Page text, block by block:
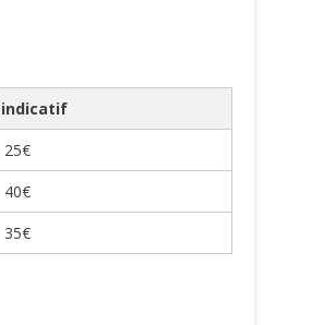
indicatif
25€
40€
35€